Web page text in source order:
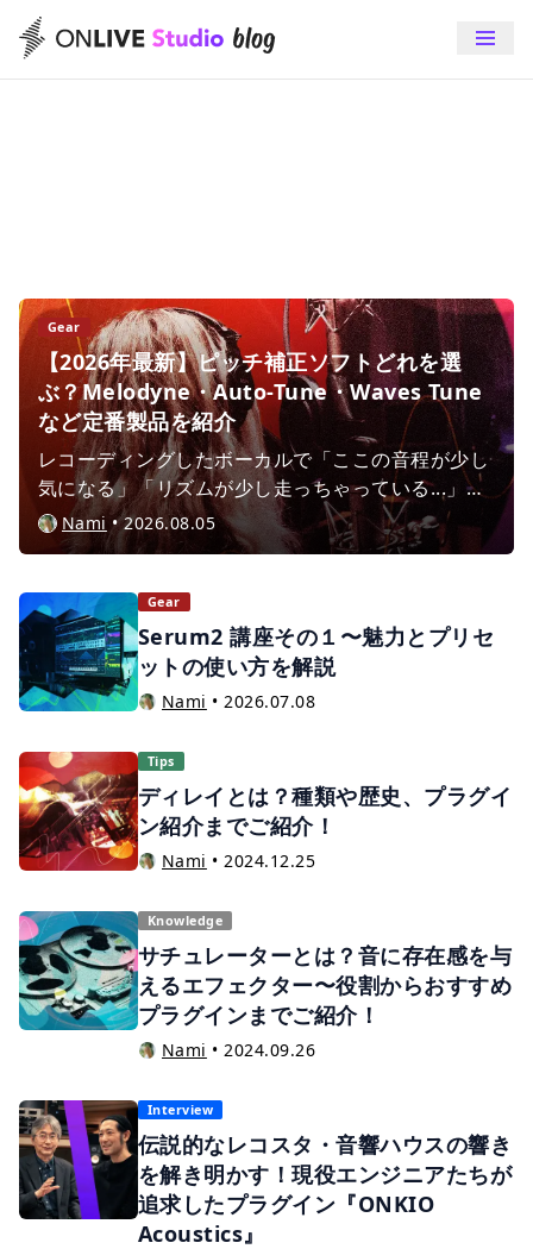
Gear
【2026年最新】ピッチ補正ソフトどれを選
ぶ？Melodyne・Auto-Tune・Waves Tune
など定番製品を紹介
レコーディングしたボーカルで「ここの音程が少し
気になる」「リズムが少し走っちゃっている...」と
気になるところはありませんか？そんな時は、補正
ソフトを利用することで歌声を修正することができ
みたい方に向けて、ピッチやタイミングを修正でき
るプラグインをご紹介いたします。
Nami •2026.08.05
Gear
Serum2 講座その１〜魅力とプリセ
ットの使い方を解説
Nami •2026.07.08
Tips
ディレイとは？種類や歴史、プラグイ
ン紹介までご紹介！
Nami •2024.12.25
Knowledge
サチュレーターとは？音に存在感を与
えるエフェクター〜役割からおすすめ
プラグインまでご紹介！
Nami •2024.09.26
Interview
伝説的なレコスタ・音響ハウスの響き
を解き明かす！現役エンジニアたちが
追求したプラグイン『ONKIO
Acoustics』